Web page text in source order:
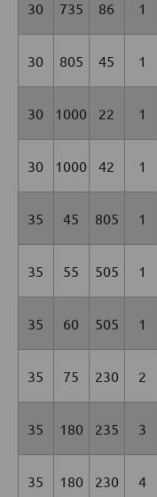
30 735 86 1
30 805 45 1
30 1000 22 1
30 1000 42 1
35 45 805 1
35 55 505 1
35 60 505 1
35 75 230 2
35 180 235 3
35 180 230 4